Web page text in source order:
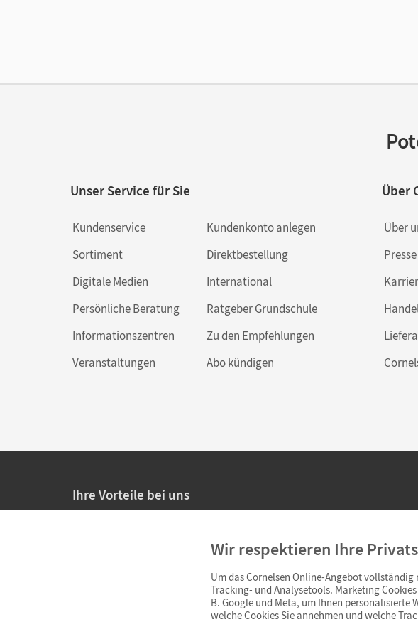
Unser Service für Sie
Kundenservice
Sortiment
Digitale Medien
Persönliche Beratung
Informationszentren
Veranstaltungen
Kundenkonto anlegen
Direktbestellung
International
Ratgeber Grundschule
Zu den Empfehlungen
Abo kündigen
Über
Über
Presse
Ihre Vorteile bei uns
Persönliche Angebote für Lehrkräfte
Sicheres Einkaufen mit SSL-Verschlüsselung
Widerrufsfristvon 4 Wochen
Wir respektieren Ihre
Um das Cornelsen Online-Angebot
Tracking- und Analysetools. Marketing
B. Google und Meta, um Ihnen personalisierte
welche Cookies Sie annehmen und welche